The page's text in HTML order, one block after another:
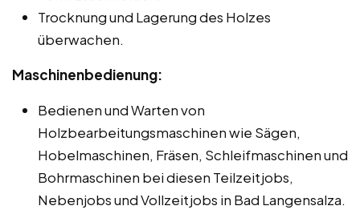
Trocknung und Lagerung des Holzes
überwachen.
Maschinenbedienung:
Bedienen und Warten von
Holzbearbeitungsmaschinen wie Sägen,
Hobelmaschinen, Fräsen, Schleifmaschinen und
Bohrmaschinen bei diesen Teilzeitjobs,
Nebenjobs und Vollzeitjobs in Bad Langensalza.